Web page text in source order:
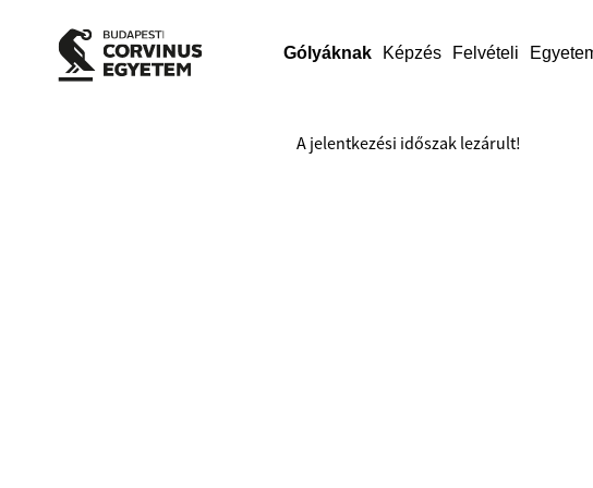
Gólyáknak Képzés Felvételi
A jelentkezési időszak lezárult!